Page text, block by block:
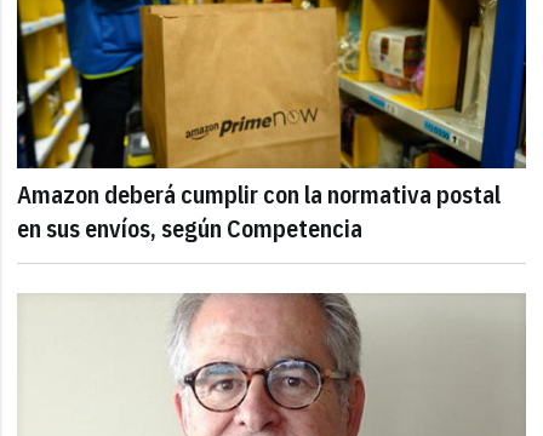
Amazon deberá cumplir con la normativa postal
en sus envíos, según Competencia